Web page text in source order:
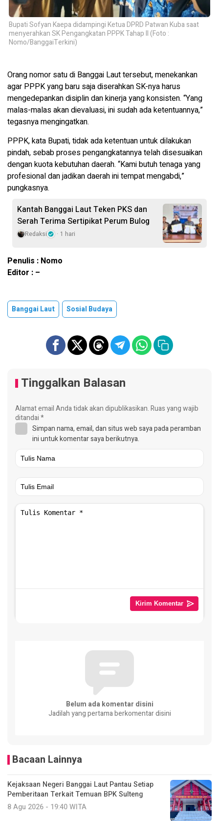
Bupati Sofyan Kaepa didampingi Ketua DPRD Patwan Kuba saat
menyerahkan SK Pengangkatan PPPK Tahap II (Foto :
Nomo/BanggaiTerkini)
Orang nomor satu di Banggai Laut tersebut, menekankan
agar PPPK yang baru saja diserahkan SK-nya harus
mengedepankan disiplin dan kinerja yang konsisten. “Yang
malas-malas akan dievaluasi, ini sudah ada ketentuannya,”
tegasnya mengingatkan.
PPPK, kata Bupati, tidak ada ketentuan untuk dilakukan
pindah, sebab proses pengangkatannya telah disesuaikan
dengan kuota kebutuhan daerah. “Kami butuh tenaga yang
profesional dan jadikan daerah ini tempat mengabdi,”
pungkasnya.
Kantah Banggai Laut Teken PKS dan
Serah Terima Sertipikat Perum Bulog
Redaksi 1 hari
Penulis : Nomo
Editor : –
Banggai Laut Sosial Budaya
Tinggalkan Balasan
Alamat email Anda tidak akan dipublikasikan.Ruas yang wajib
ditandai*
Simpan nama, email, dan situs web saya pada peramban
ini untuk komentar saya berikutnya.
Belum ada komentar disini
Jadilah yang pertama berkomentar disini
Bacaan Lainnya
Kejaksaan Negeri Banggai Laut Pantau Setiap
Pemberitaan Terkait Temuan BPK Sulteng
8 Agu 2026 - 19:40 WITA